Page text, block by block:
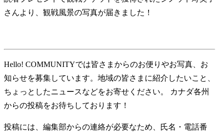
さんより、観戦風景の写真が届きました！
Hello! COMMUNITYでは皆さまからのお便りやお写真、お
知らせを募集しています。地域の皆さまに紹介したいこと、
ちょっとしたニュースなどをお寄せください。 カナダ各州
からの投稿をお待ちしております！
投稿には、編集部からの連絡が必要なため、氏名・電話番